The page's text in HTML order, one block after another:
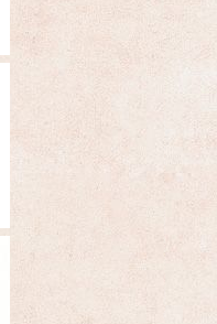
全景聲11聲道現場展示
試聽